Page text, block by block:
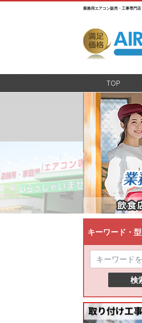
業務用エアコン販売・工事専門
TOP